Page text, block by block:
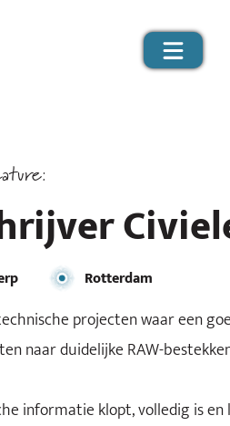
Rotterdam
projecten waar een
naar duidelijke RAW-
informatie klopt, volledig is